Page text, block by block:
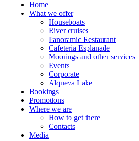
Home
What we offer
Houseboats
River cruises
Panoramic Restaurant
Cafeteria Esplanade
Moorings and other services
Events
Corporate
Alqueva Lake
Bookings
Promotions
Where we are
How to get there
Contacts
Media